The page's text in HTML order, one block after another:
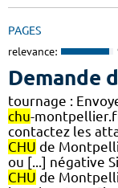
PAGES
relevance:
Demande
tournage :
chu-
contactez les
CHU de
ou [...] négative
CHU de